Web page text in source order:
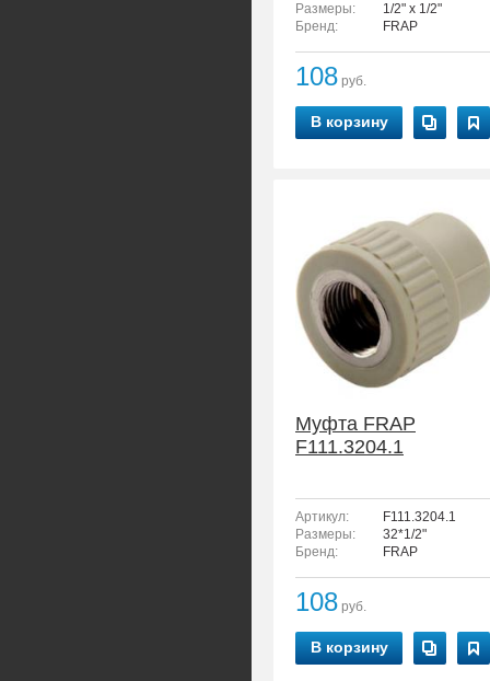
Размеры:
1/2" x 1/2"
Бренд:
FRAP
108 руб.
В корзину
Муфта FRAP
F111.3204.1
Артикул:
F111.3204.1
Размеры:
32*1/2"
Бренд:
FRAP
108 руб.
В корзину